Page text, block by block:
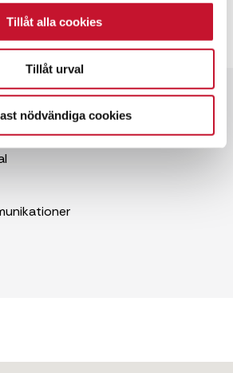
Tillåt alla cookies
Tillåt urval
nödvändiga cookies